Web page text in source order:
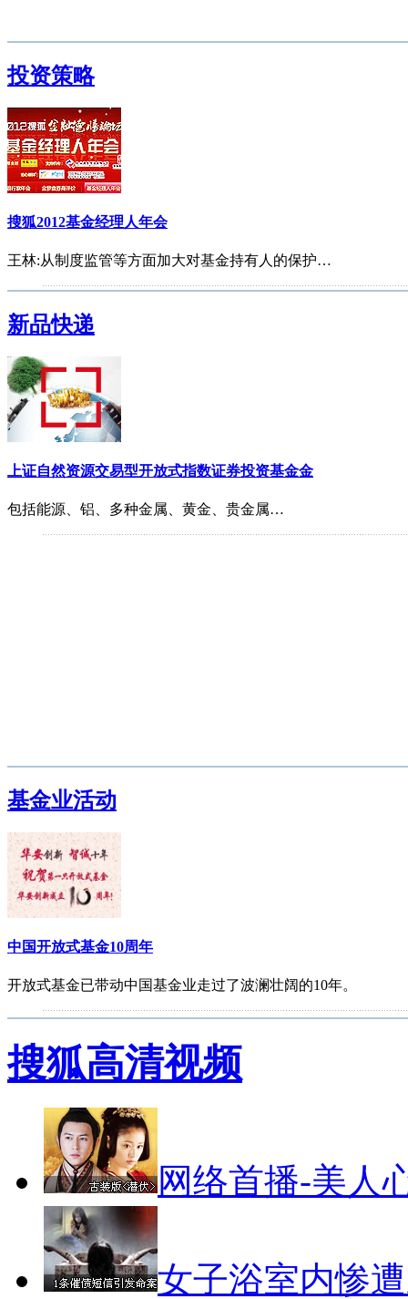
投资策略
搜狐2012基金经理人年会
王林:从制度监管等方面加大对基金持有人的保护…
公募基金进入对冲时代
基金公司点评2012年1月宏观经济数据
新品快递
上证自然资源交易型开放式指数证券投资基金金
包括能源、铝、多种金属、黄金、贵金属…
基金业活动
中国开放式基金10周年
开放式基金已带动中国基金业走过了波澜壮阔的10年。
中国基金投资者服务巡讲活动苏州站
2010年陆续将有九场巡讲活动。
私募经理在线
私募基金排行榜 私募基金峰会
搜狐高清视频
网络首播-美人
女子浴室内惨